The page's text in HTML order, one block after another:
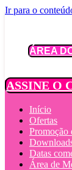
Ir para o
ÁREA
ASSINE O
Início
Ofertas
Promoção
Datas
Área de